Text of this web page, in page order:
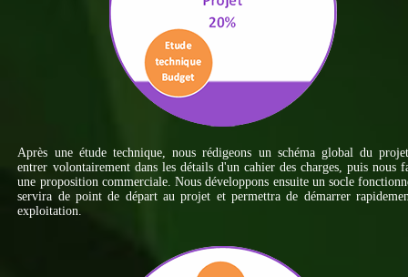
Après une étude technique, nous rédigeons un schéma global du
entrer volontairement dans les détails d'un cahier des charges, puis nous
une proposition commerciale. Nous développons ensuite un socle
servira de point de départ au projet et permettra de démarrer
exploitation.